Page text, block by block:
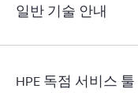
일반 기술 안내
HPE 독점 서비스